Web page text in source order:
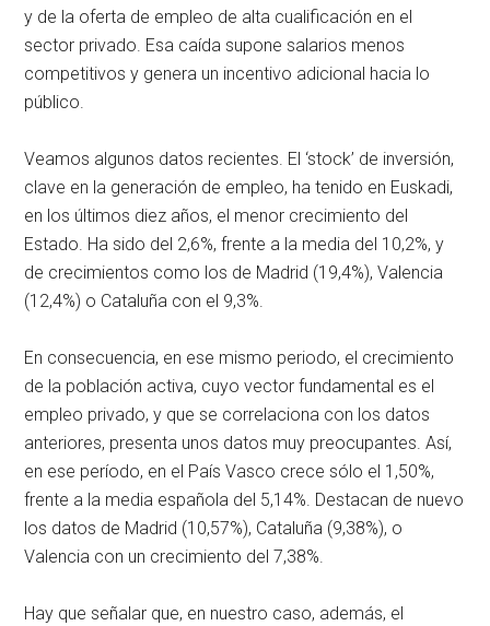
y de la oferta de empleo de alta cualificación en el
sector privado. Esa caída supone salarios menos
competitivos y genera un incentivo adicional hacia lo
público.
Veamos algunos datos recientes. El ‘stock’ de inversión,
clave en la generación de empleo, ha tenido en Euskadi,
en los últimos diez años, el menor crecimiento del
Estado. Ha sido del 2,6%, frente a la media del 10,2%, y
de crecimientos como los de Madrid (19,4%), Valencia
(12,4%) o Cataluña con el 9,3%.
En consecuencia, en ese mismo periodo, el crecimiento
de la población activa, cuyo vector fundamental es el
empleo privado, y que se correlaciona con los datos
anteriores, presenta unos datos muy preocupantes. Así,
en ese período, en el País Vasco crece sólo el 1,50%,
frente a la media española del 5,14%. Destacan de nuevo
los datos de Madrid (10,57%), Cataluña (9,38%), o
Valencia con un crecimiento del 7,38%.
Hay que señalar que, en nuestro caso, además, el